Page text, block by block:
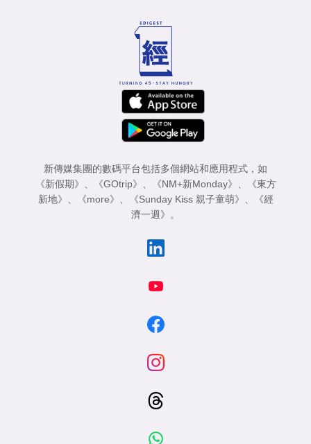
新傳媒集團的數碼平台包括多個網站和應用程式，如
《新假期》
《GOtrip》 《NM+新Monday》
《東方
新地》
《more》 《Sunday Kiss 親子童萌》
《經
濟一週》
。